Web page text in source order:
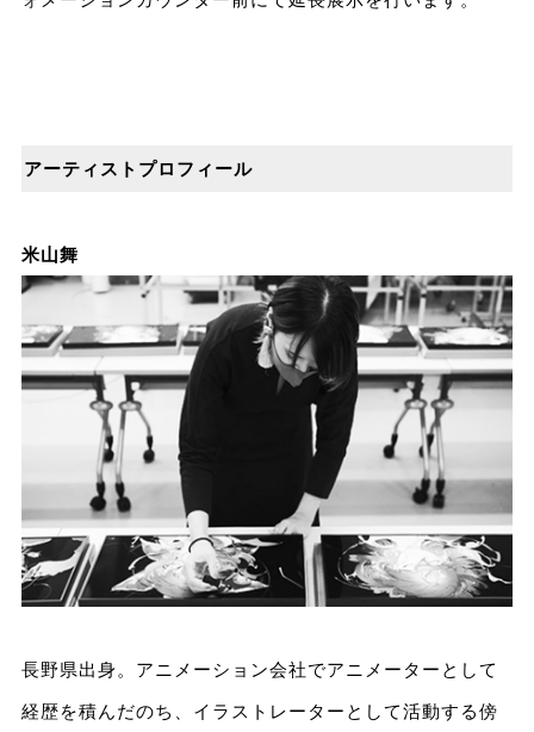
アーティストプロフィール
米山舞
長野県出身。アニメーション会社でアニメーターとして
経歴を積んだのち、イラストレーターとして活動する傍